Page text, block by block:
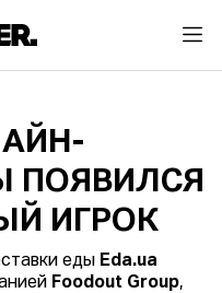
ПОЯВИЛСЯ
ИГРОК
еды Eda.ua
Foodout Group,